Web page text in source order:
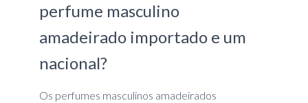
perfume masculino
amadeirado importado e um
nacional?
Os perfumes masculinos amadeirados